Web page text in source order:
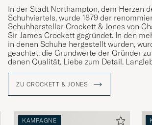
In der Stadt Northampton, dem Herzen
Schuhviertels, wurde 1879 der
Schuhhersteller Crockett & Jones von
Sir James Crockett gegründet. In den
in denen Schuhe hergestellt wurden,
geachtet, die Grundwerte der Gründer
denen Qualität, Liebe zum Detail,
verwaltet.
ZU CROCKETT & JONES
KAMPAGNE